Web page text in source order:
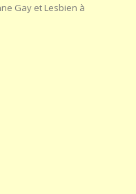
Gay et Lesbien à